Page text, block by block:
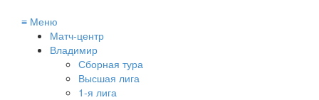
≡ Меню
Матч-центр
Владимир
Сборная тура
Высшая лига
1-я лига